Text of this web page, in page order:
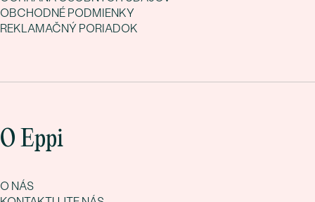
OBCHODNÉ PODMIENKY
REKLAMAČNÝ PORIADOK
O Eppi
O NÁS